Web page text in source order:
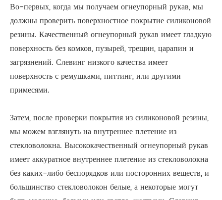
Во-первых, когда мы получаем огнеупорный рукав, мы
должны проверить поверхностное покрытие силиконовой
резины. Качественный огнеупорный рукав имеет гладкую
поверхность без комков, пузырей, трещин, царапин и
загрязнений. Слевинг низкого качества имеет
поверхность с ремушками, питтинг, или другими
примесями.
Затем, после проверки покрытия из силиконовой резины,
мы можем взглянуть на внутреннее плетение из
стекловолокна. Высококачественный огнеупорный рукав
имеет аккуратное внутреннее плетение из стекловолокна
без каких-либо беспорядков или посторонних веществ, и
большинство стекловолокон белые, а некоторые могут